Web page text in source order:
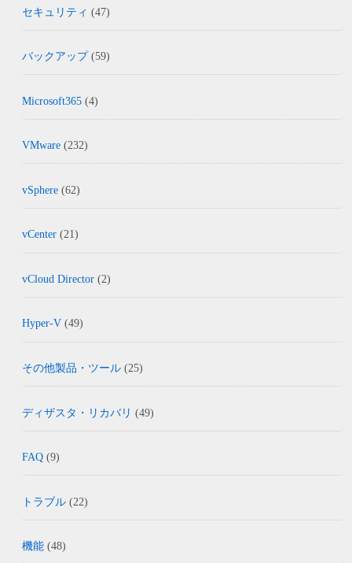
セキュリティ (47)
バックアップ(59)
Microsoft365 (4)
VMware (232)
vSphere (62)
vCenter (21)
vCloud Director (2)
Hyper-V (49)
その他製品・ツール (25)
ディザスタ・リカバリ (49)
FAQ (9)
トラブル (22)
機能 (48)